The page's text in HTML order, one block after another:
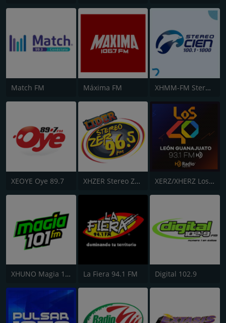
Match FM Máxima FM XHMM-FM Stereo Cien 100.1
XEOYE Oye 89.7 XHZER Stereo ZER 96.5 XERZ/XHERZ Los 40 Principales - León
XHUNO Magia 101 FM La Fiera 94.1 FM Digital 102.9